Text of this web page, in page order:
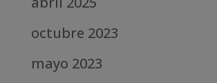
octubre 2023
mayo 2023